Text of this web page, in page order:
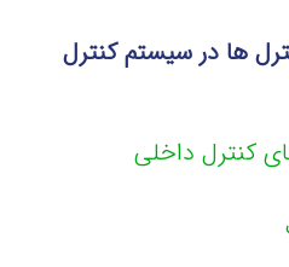
ها در سیستم کنترل
کنترل داخلی